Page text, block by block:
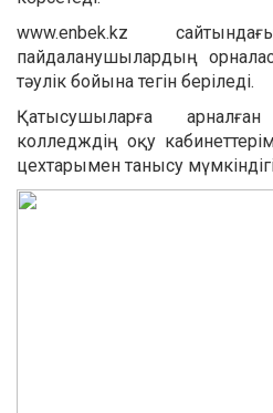
www.enbek.kz
пайдаланушылардың
тәулік бойына тегін беріледі.
Қатысушыларға
колледждің оқу
цехтарымен танысу